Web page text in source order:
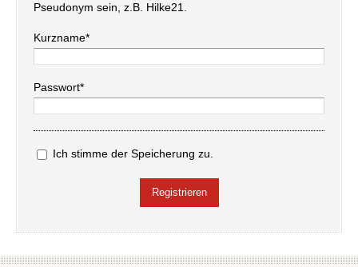
Pseudonym sein, z.B. Hilke21.
Kurzname*
Passwort*
Ich stimme der Speicherung zu.